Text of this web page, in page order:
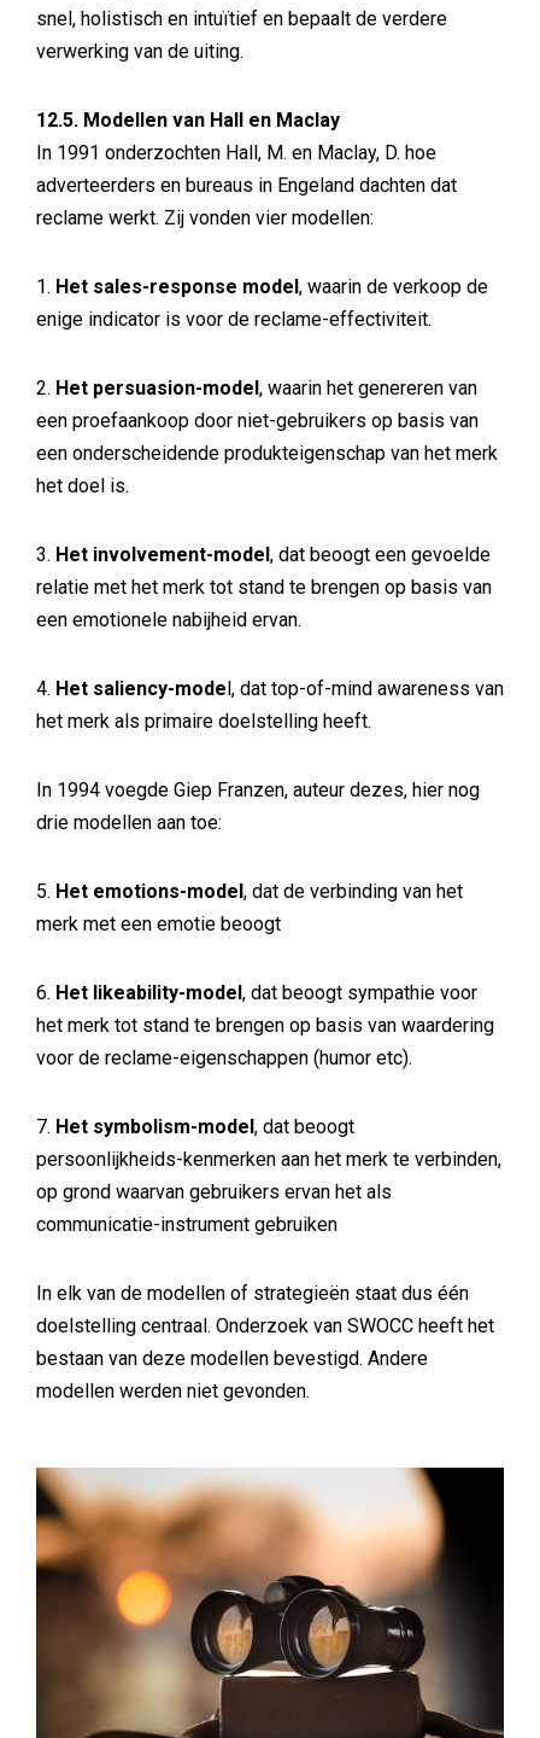
snel, holistisch en intuïtief en bepaalt de verdere
verwerking van de uiting.
12.5. Modellen van Hall en Maclay
In 1991 onderzochten Hall, M. en Maclay, D. hoe
adverteerders en bureaus in Engeland dachten dat
reclame werkt. Zij vonden vier modellen:
1. Het sales-response model, waarin de verkoop de
enige indicator is voor de reclame-effectiviteit.
2. Het persuasion-model, waarin het genereren van
een proefaankoop door niet-gebruikers op basis van
een onderscheidende produkteigenschap van het merk
het doel is.
3. Het involvement-model, dat beoogt een gevoelde
relatie met het merk tot stand te brengen op basis van
een emotionele nabijheid ervan.
4. Het saliency-model, dat top-of-mind awareness van
het merk als primaire doelstelling heeft.
In 1994 voegde Giep Franzen, auteur dezes, hier nog
drie modellen aan toe:
5. Het emotions-model, dat de verbinding van het
merk met een emotie beoogt
6. Het likeability-model, dat beoogt sympathie voor
het merk tot stand te brengen op basis van waardering
voor de reclame-eigenschappen (humor etc).
7. Het symbolism-model, dat beoogt
persoonlijkheids-kenmerken aan het merk te verbinden,
op grond waarvan gebruikers ervan het als
communicatie-instrument gebruiken
In elk van de modellen of strategieën staat dus één
doelstelling centraal. Onderzoek van SWOCC heeft het
bestaan van deze modellen bevestigd. Andere
modellen werden niet gevonden.